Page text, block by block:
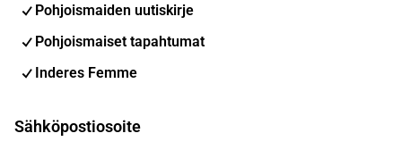
Pohjoismaiden uutiskirje
Pohjoismaiset tapahtumat
Inderes Femme
Sähköpostiosoite